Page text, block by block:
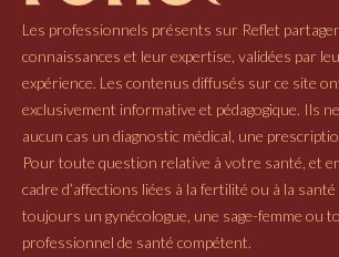
Les professionnels présents sur Reflet
connaissances et leur expertise, validées par
expérience. Les contenus diffusés sur ce site
exclusivement informative et pédagogique. Ils
aucun cas un diagnostic médical, une
Pour toute question relative à votre santé, et
cadre d’affections liées à la fertilité ou à la
toujours un gynécologue, une sage-femme ou
professionnel de santé compétent.